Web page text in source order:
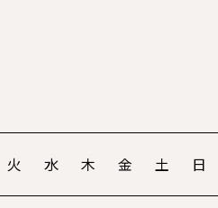
火 水 木 金 土 日